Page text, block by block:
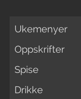
Ukemenyer
Oppskrifter
Spise
Drikke